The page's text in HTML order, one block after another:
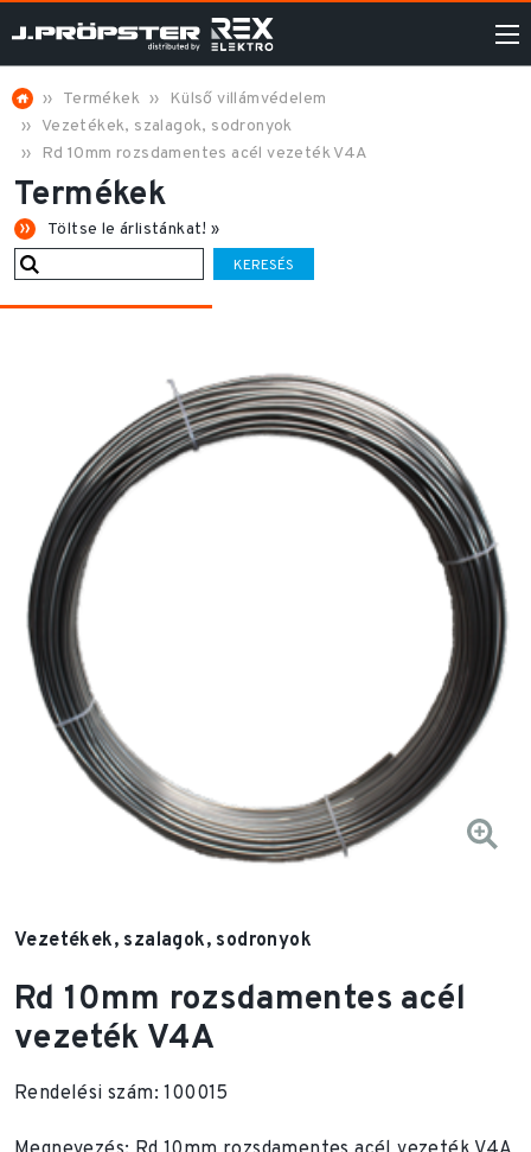
Termékek
Külső villámvédelem
Vezetékek, szalagok, sodronyok
Rd 10mm rozsdamentes acél vezeték V4A
Termékek
Töltse le árlistánkat! »
KERESÉS
Vezetékek, szalagok, sodronyok
Rd 10mm rozsdamentes acél
vezeték V4A
Rendelési szám: 100015